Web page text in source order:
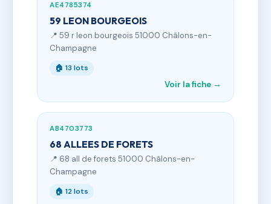
AE4785374
59 LEON BOURGEOIS
📍 59 r leon bourgeois 51000 Châlons-en-
Champagne
🏠 13 lots
Voir la fiche →
AB4703773
68 ALLEES DE FORETS
📍 68 all de forets 51000 Châlons-en-
Champagne
🏠 12 lots